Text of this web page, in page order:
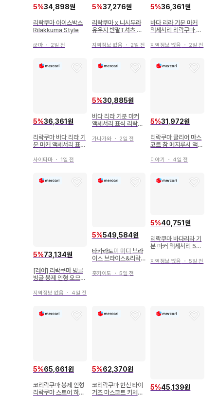
5%34,898원
리락쿠마 아이스박스
Rilakkuma Style
군마 ・ 2일 전
5%37,276원
리락쿠마 x 니시무라
유우지 반팔T셔츠 코
지역정보 없음 ・ 2일 전
5%36,361원
바다 리라 기분 마커
액세서리 리락쿠마 코
지역정보 없음 ・ 2일 전
5%36,361원
리락쿠마 바다 리라 기
분 마커 액세서리 표식
사이타마 ・ 1일 전
5%30,885원
바다 리라 기분 마커
액세서리 표식 리락쿠
가나가와・ 2일 전
5%31,972원
리락쿠마 클리어 마스
코트 참 메지루시 액세
미야기 ・ 4일 전
5%73,134원
[레어] 리락쿠마 빙글
빙글 봉제 인형 오므라
지역정보 없음 ・ 4일 전
5%549,584원
타카라토미 미디 브라
이스 브라이스&리락
홋카이도 ・ 5일 전
5%40,751원
리락쿠마 바다리라 기
분 마커 액세서리 5종
지역정보 없음 ・5일 전
5%65,661원
코리락쿠마 봉제 인형
리락쿠마 스토어 하라
5%62,370원
코리락쿠마 한신 타이
거즈 마스코트 키체인
5%45,139원